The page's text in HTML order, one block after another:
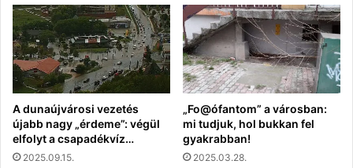
A dunaújvárosi vezetés
újabb nagy „érdeme”: végül
elfolyt a csapadékvíz…
2025.09.15.
„Fo@ófantom” a városban:
mi tudjuk, hol bukkan fel
gyakrabban!
2025.03.28.